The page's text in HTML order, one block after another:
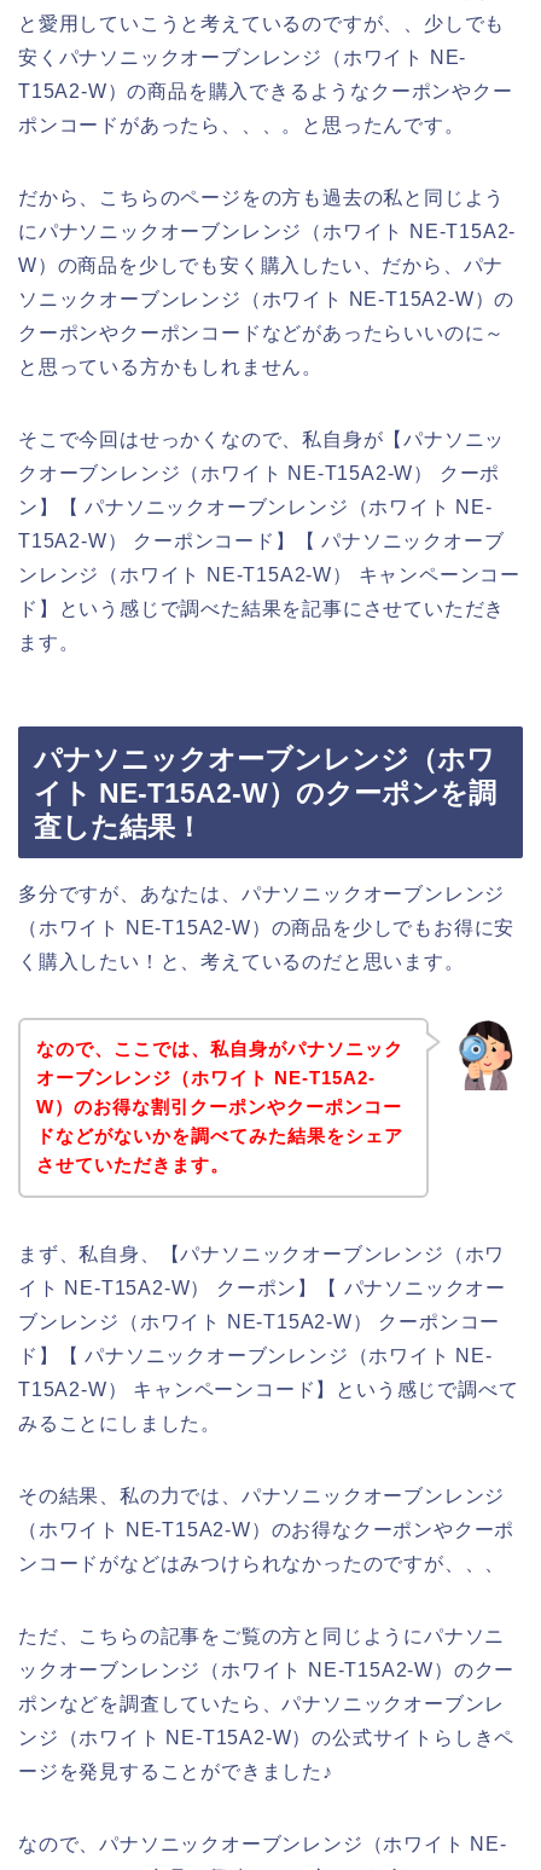
と愛用していこうと考えているのですが、、少しでも
安くパナソニックオーブンレンジ（ホワイト NE-
T15A2-W）の商品を購入できるようなクーポンやクー
ポンコードがあったら、、、。と思ったんです。
だから、こちらのページをの方も過去の私と同じよう
にパナソニックオーブンレンジ（ホワイト NE-T15A2-
W）の商品を少しでも安く購入したい、だから、パナ
ソニックオーブンレンジ（ホワイト NE-T15A2-W）の
クーポンやクーポンコードなどがあったらいいのに～
と思っている方かもしれません。
そこで今回はせっかくなので、私自身が【パナソニッ
クオーブンレンジ（ホワイト NE-T15A2-W） クーポ
ン】【 パナソニックオーブンレンジ（ホワイト NE-
T15A2-W） クーポンコード】【 パナソニックオーブ
ンレンジ（ホワイト NE-T15A2-W） キャンペーンコー
ド】という感じで調べた結果を記事にさせていただき
ます。
パナソニックオーブンレンジ（ホワ
イト NE-T15A2-W）のクーポンを調
査した結果！
多分ですが、あなたは、パナソニックオーブンレンジ
（ホワイト NE-T15A2-W）の商品を少しでもお得に安
く購入したい！と、考えているのだと思います。
なので、ここでは、私自身がパナソニック
オーブンレンジ（ホワイト NE-T15A2-
W）のお得な割引クーポンやクーポンコー
ドなどがないかを調べてみた結果をシェア
させていただきます。
まず、私自身、【パナソニックオーブンレンジ（ホワ
イト NE-T15A2-W） クーポン】【 パナソニックオー
ブンレンジ（ホワイト NE-T15A2-W） クーポンコー
ド】【 パナソニックオーブンレンジ（ホワイト NE-
T15A2-W） キャンペーンコード】という感じで調べて
みることにしました。
その結果、私の力では、パナソニックオーブンレンジ
（ホワイト NE-T15A2-W）のお得なクーポンやクーポ
ンコードがなどはみつけられなかったのですが、、、
ただ、こちらの記事をご覧の方と同じようにパナソニ
ックオーブンレンジ（ホワイト NE-T15A2-W）のクー
ポンなどを調査していたら、パナソニックオーブンレ
ンジ（ホワイト NE-T15A2-W）の公式サイトらしきペ
ージを発見することができました♪
なので、パナソニックオーブンレンジ（ホワイト NE-